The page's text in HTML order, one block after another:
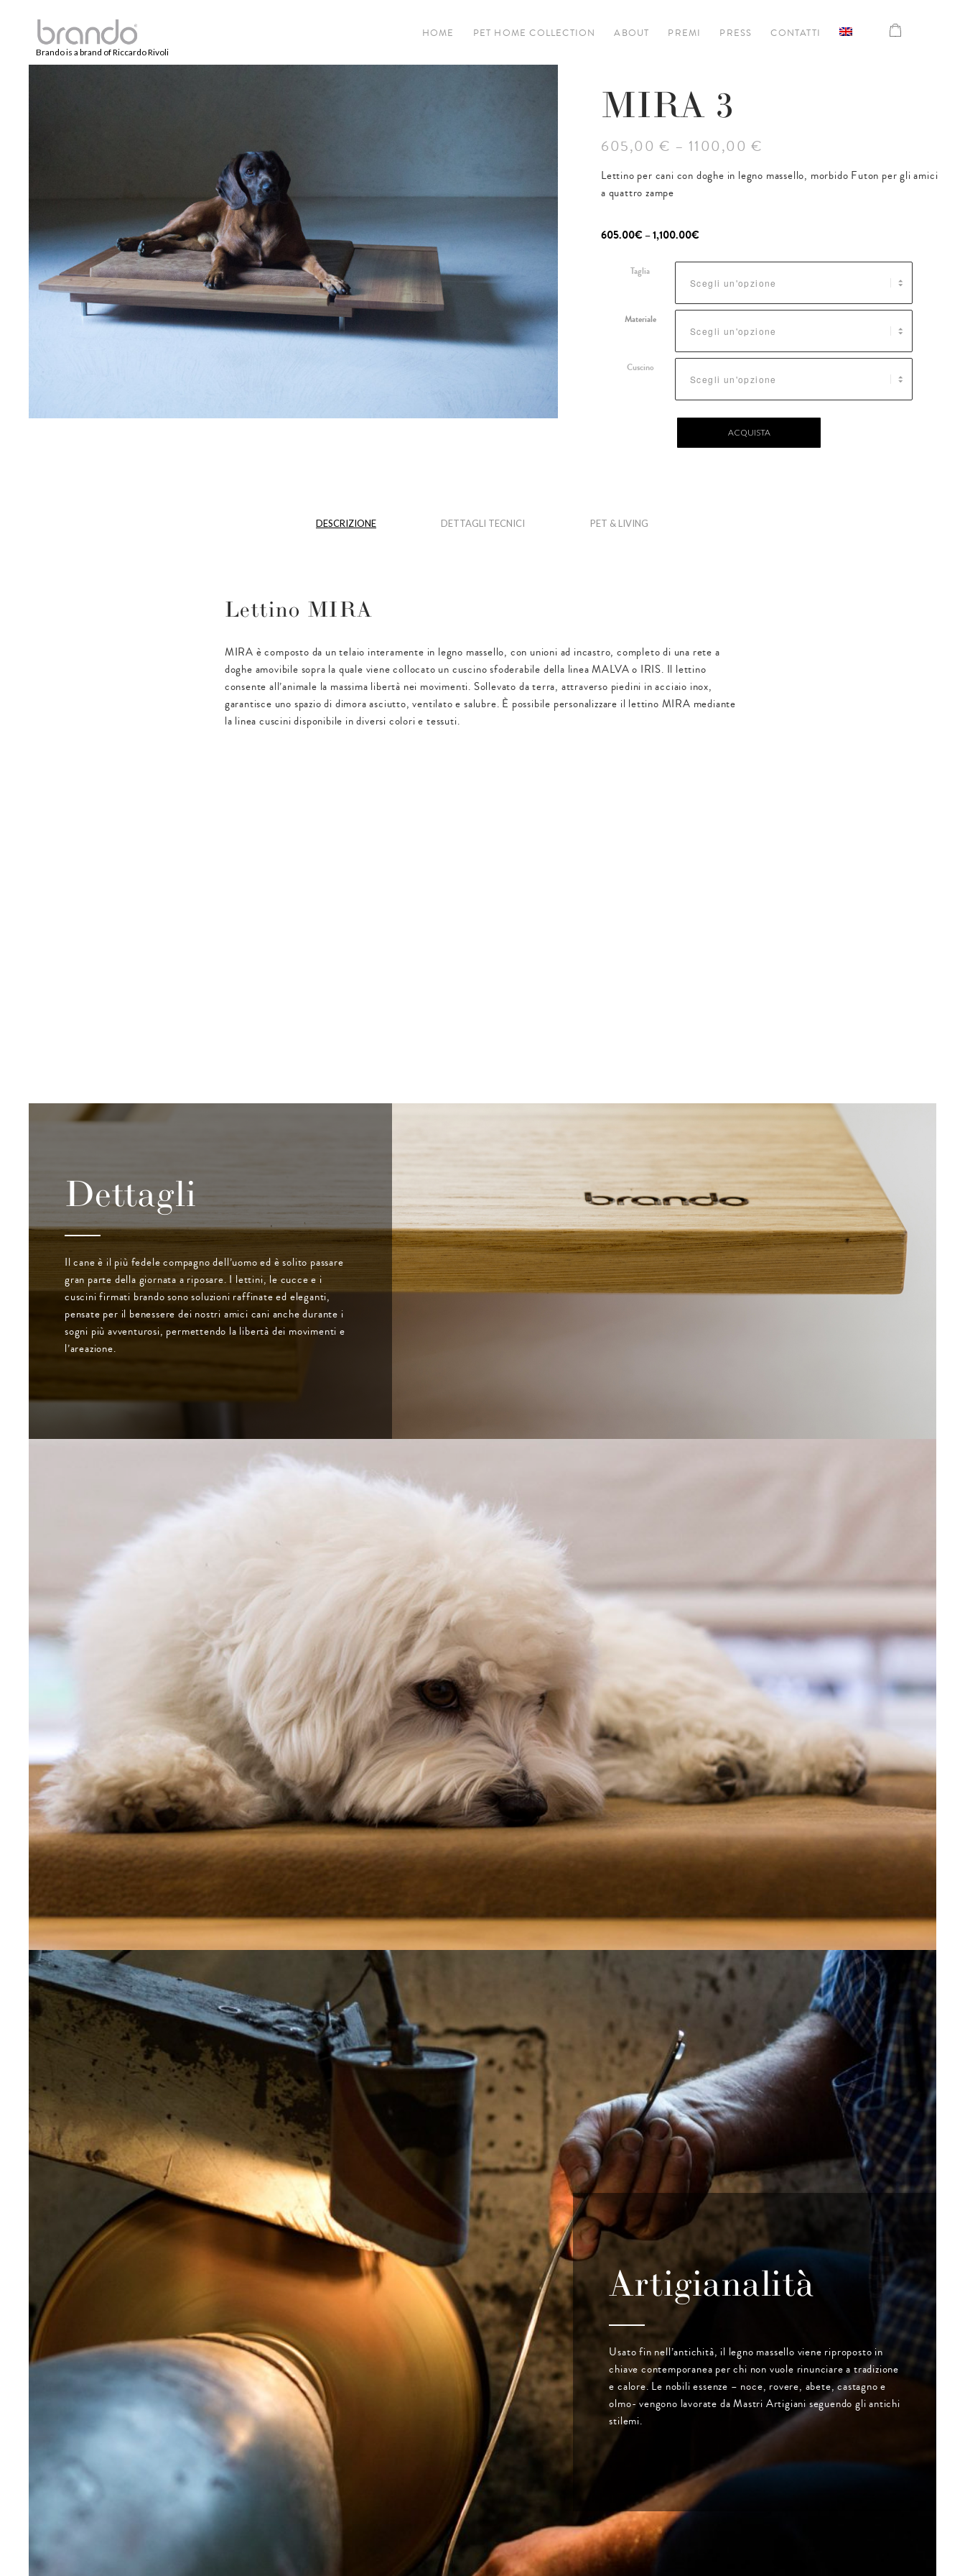
Brando is a brand of Riccardo Rivoli
HOME PET HOME COLLECTION ABOUT PREMI PRESS CONTATTI
MIRA 3
605,00 € – 1100,00 €
Lettino per cani con doghe in legno massello, morbido Futon per gli amici
a quattro zampe
605.00€–1,100.00€
Taglia
Materiale
Cuscino
ACQUISTA
DESCRIZIONE DETTAGLI TECNICI PET & LIVING
Lettino MIRA
MIRA è composto da un telaio interamente in legno massello, con unioni ad incastro, completo di una rete a
doghe amovibile sopra la quale viene collocato un cuscino sfoderabile della linea MALVA o IRIS. Il lettino
consente all’animale la massima libertà nei movimenti. Sollevato da terra, attraverso piedini in acciaio inox,
garantisce uno spazio di dimora asciutto, ventilato e salubre. È possibile personalizzare il lettino MIRA mediante
la linea cuscini disponibile in diversi colori e tessuti.
Dettagli
Il cane è il più fedele compagno dell’uomo ed è solito passare
gran parte della giornata a riposare. I lettini, le cucce e i
cuscini firmati brando sono soluzioni raffinate ed eleganti,
pensate per il benessere dei nostri amici cani anche durante i
sogni più avventurosi, permettendo la libertà dei movimenti e
l’areazione.
Artigianalità
Usato fin nell’antichità, il legno massello viene riproposto in
chiave contemporanea per chi non vuole rinunciare a tradizione
e calore. Le nobili essenze – noce, rovere, abete, castagno e
olmo- vengono lavorate da Mastri Artigiani seguendo gli antichi
stilemi.